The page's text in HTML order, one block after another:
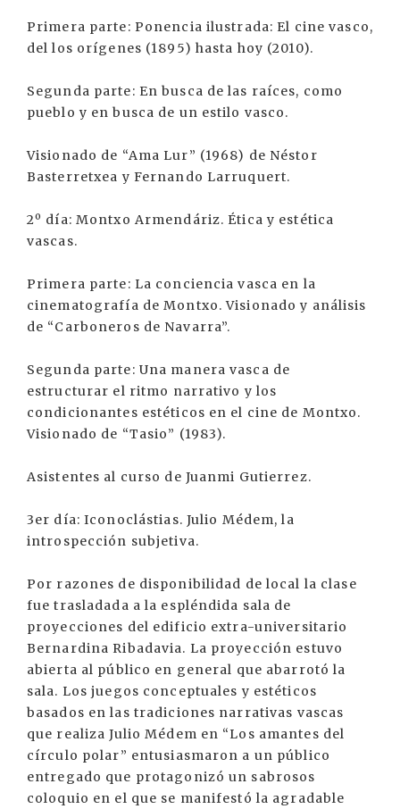
Primera parte: Ponencia ilustrada: El cine vasco,
del los orígenes (1895) hasta hoy (2010).
Segunda parte: En busca de las raíces, como
pueblo y en busca de un estilo vasco.
Visionado de “Ama Lur” (1968) de Néstor
Basterretxea y Fernando Larruquert.
2º día: Montxo Armendáriz. Ética y estética
vascas.
Primera parte: La conciencia vasca en la
cinematografía de Montxo. Visionado y análisis
de “Carboneros de Navarra”.
Segunda parte: Una manera vasca de
estructurar el ritmo narrativo y los
condicionantes estéticos en el cine de Montxo.
Visionado de “Tasio” (1983).
Asistentes al curso de Juanmi Gutierrez.
3er día: Iconoclástias. Julio Médem, la
introspección subjetiva.
Por razones de disponibilidad de local la clase
fue trasladada a la espléndida sala de
proyecciones del edificio extra-universitario
Bernardina Ribadavia. La proyección estuvo
abierta al público en general que abarrotó la
sala. Los juegos conceptuales y estéticos
basados en las tradiciones narrativas vascas
que realiza Julio Médem en “Los amantes del
círculo polar” entusiasmaron a un público
entregado que protagonizó un sabrosos
coloquio en el que se manifestó la agradable